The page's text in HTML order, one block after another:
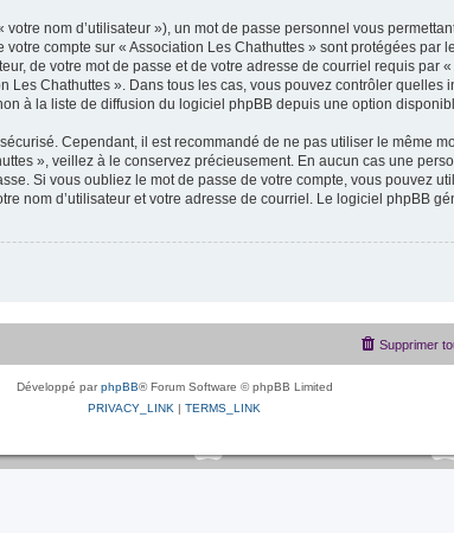
nom d’utilisateur »), un mot de passe personnel vous
compte sur « Association Les Chathuttes » sont protégées
de votre mot de passe et de votre adresse de courriel requis par
Les Chathuttes ». Dans tous les cas, vous pouvez contrôler
à la liste de diffusion du logiciel phpBB depuis une option
Cependant, il est recommandé de ne pas utiliser le même
», veillez à le conservez précieusement. En aucun cas une
Si vous oubliez le mot de passe de votre compte, vous pouvez
nom d’utilisateur et votre adresse de courriel. Le logiciel phpBB
Supprimer
Développé parphpBB® Forum Software © phpBB Limited
PRIVACY_LINK | TERMS_LINK